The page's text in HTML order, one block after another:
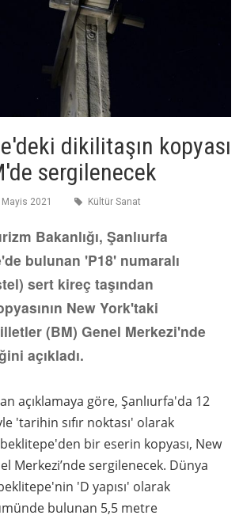
dikilitaşın kopyası
sergilenecek
Mayis 2021 Kültür Sanat
Bakanlığı, Şanlıurfa
bulunan 'P18' numaralı
sert kireç taşından
New York'taki
(BM) Genel Merkezi'nde
açıkladı.
açıklamaya göre, Şanlıurfa'da 12
'tarihin sıfır noktası' olarak
bir eserin kopyası, New
Merkezi’nde sergilenecek. Dünya
'D yapısı' olarak
bulunan 5,5 metre